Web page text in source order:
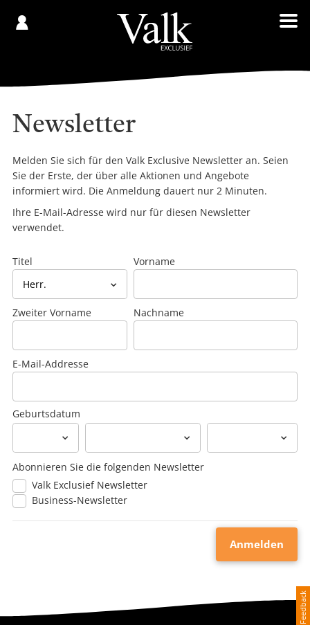
Newsletter
Melden Sie sich für den Valk Exclusive Newsletter an. Seien
Sie der Erste, der über alle Aktionen und Angebote
informiert wird. Die Anmeldung dauert nur 2 Minuten.
Ihre E-Mail-Adresse wird nur für diesen Newsletter
verwendet.
Titel Vorname
Zweiter Vorname Nachname
E-Mail-Addresse
Geburtsdatum
Abonnieren Sie die folgenden Newsletter
Valk Exclusief Newsletter
Business-Newsletter
Feedback